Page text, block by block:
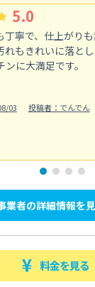
5.0
丁寧で、仕上がり
れもきれいに落と
に大満足です。
03
投稿者：でんでん
業者の詳細情報を
料金を見る